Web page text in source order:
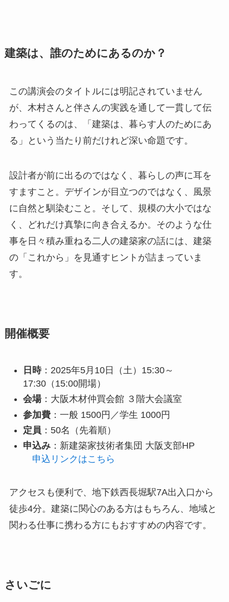
建築は、誰のためにあるのか？
この講演会のタイトルには明記されていません
が、木村さんと伴さんの実践を通して一貫して伝
わってくるのは、「建築は、暮らす人のためにあ
る」という当たり前だけれど深い命題です。
設計者が前に出るのではなく、暮らしの声に耳を
すますこと。デザインが目立つのではなく、風景
に自然と馴染むこと。そして、規模の大小ではな
く、どれだけ真摯に向き合えるか。そのような仕
事を日々積み重ねる二人の建築家の話には、建築
の「これから」を見通すヒントが詰まっていま
す。
開催概要
日時：2025年5月10日（土）15:30～
17:30（15:00開場）
会場：大阪木材仲買会館 ３階大会議室
参加費：一般 1500円／学生 1000円
定員 ：50名（先着順）
申込み：新建築家技術者集団 大阪支部HP
申込リンクはこちら
アクセスも便利で、地下鉄西長堀駅7A出入口から
徒歩4分。建築に関心のある方はもちろん、地域と
関わる仕事に携わる方にもおすすめの内容です。
さいごに